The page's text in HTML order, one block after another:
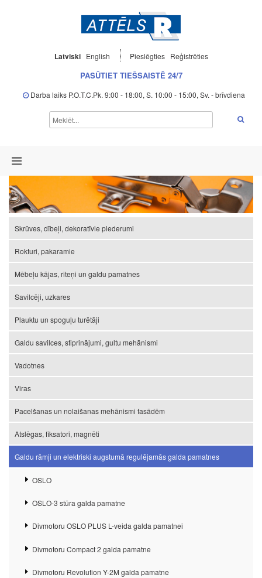
Latviski English Pieslēgties Reģistrēties
PASŪTIET TIEŠSAISTĒ 24/7
Darba laiks P.O.T.C.Pk. 9:00 - 18:00, S. 10:00 - 15:00, Sv. - brīvdiena
Skrūves, dībeļi, dekoratīvie piederumi
Rokturi, pakaramie
Mēbeļu kājas, riteņi un galdu pamatnes
Savilcēji, uzkares
Plauktu un spoguļu turētāji
Galdu savilces, stiprinājumi, gultu mehānismi
Vadotnes
Viras
Pacelšanas un nolaišanas mehānismi fasādēm
Atslēgas, fiksatori, magnēti
Galdu rāmji un elektriski augstumā regulējamās galda pamatnes
OSLO
OSLO-3 stūra galda pamatne
Divmotoru OSLO PLUS L-veida galda pamatnei
Divmotoru Compact 2 galda pamatne
Divmotoru Revolution Y-2M galda pamatne